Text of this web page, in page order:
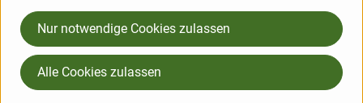
Herkunft
Nur notwendige Cookies zulassen
Alle Cookies zulassen